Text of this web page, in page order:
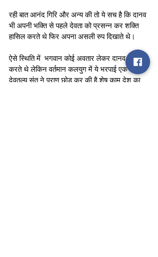
रही बात आनंद गिरि और अन्य की तो ये सच है कि दानव
भी अपनी भक्ति से पहले देवता को प्रसन्न कर शक्ति
हासिल करते थे फिर अपना असली रुप दिखाते थे।
ऐसे स्थिति में  भगवान कोई अवतार लेकर दानव दलन
करते थे लेकिन वर्तमान कलयुग में ये भरपाई एक
देवतुल्य संत ने प्राण छोड़ कर की है शेष काम देश का